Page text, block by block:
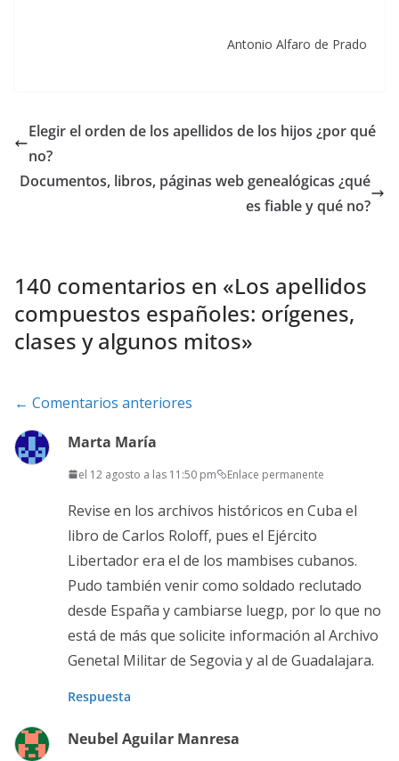
Antonio Alfaro de Prado
Elegir el orden de los apellidos de los hijos ¿por qué
no?
Documentos, libros, páginas web genealógicas ¿qué
es fiable y qué no?
140 comentarios en «Los apellidos
compuestos españoles: orígenes,
clases y algunos mitos»
Navegación
de
comentarios
← Comentarios anteriores
Marta María
el 12 agosto a las 11:50 pm Enlace permanente
Revise en los archivos históricos en Cuba el
libro de Carlos Roloff, pues el Ejército
Libertador era el de los mambises cubanos.
Pudo también venir como soldado reclutado
desde España y cambiarse luegp, por lo que no
está de más que solicite información al Archivo
Genetal Militar de Segovia y al de Guadalajara.
Respuesta
Neubel Aguilar Manresa